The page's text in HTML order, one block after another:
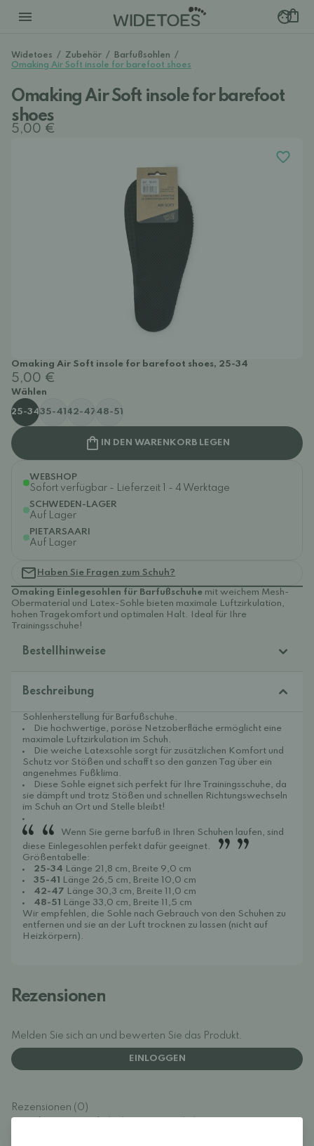
Widetoes / Zubehör / Barfußsohlen /
Omaking Air Soft insole for barefoot shoes
Omaking Air Soft insole for barefoot
shoes
5,00 €
Omaking Air Soft insole for barefoot shoes, 25-34
5,00 €
Wählen
25-3435-41 42-47 48-51
IN DEN WARENKORB LEGEN
WEBSHOP
Sofort verfügbar - Lieferzeit 1 - 4 Werktage
SCHWEDEN-LAGER
Auf Lager
PIETARSAARI
Auf Lager
Haben Sie Fragen zum Schuh?
Omaking Einlegesohlen für Barfußschuhe mit weichem Mesh-
Obermaterial und Latex-Sohle bieten maximale Luftzirkulation,
hohen Tragekomfort und optimalen Halt. Ideal für Ihre
Trainingsschuhe!
Bestellhinweise
Beschreibung
Sohlenherstellung für Barfußschuhe.
Die hochwertige, poröse Netzoberfläche ermöglicht eine
maximale Luftzirkulation im Schuh.
Die weiche Latexsohle sorgt für zusätzlichen Komfort und
Schutz vor Stößen und schafft so den ganzen Tag über ein
angenehmes Fußklima.
Diese Sohle eignet sich perfekt für Ihre Trainingsschuhe, da
sie dämpft und trotz Stößen und schnellen Richtungswechseln
im Schuh an Ort und Stelle bleibt!
Wenn Sie gerne barfuß in Ihren Schuhen laufen, sind
diese Einlegesohlen perfekt dafür geeignet.
Größentabelle:
25-34 Länge 21,8 cm, Breite 9,0 cm
35-41
Länge 26,5 cm, Breite 10,0 cm
42-47 Länge 30,3 cm, Breite 11,0 cm
48-51
Länge 33,0 cm, Breite 11,5 cm
Wir empfehlen, die Sohle nach Gebrauch von den Schuhen zu
entfernen und sie an der Luft trocknen zu lassen (nicht auf
Heizkörpern).
Rezensionen
Melden Sie sich an und bewerten Sie das Produkt.
EINLOGGEN
Rezensionen (0)
Für dieses Produkt liegen noch keine